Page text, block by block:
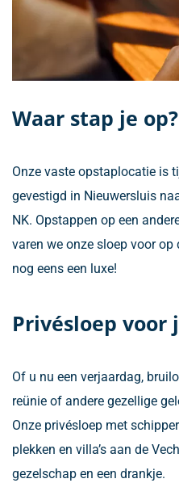
Waar stap je op?
Onze vaste opstaplocatie is
gevestigd in Nieuwersluis
NK. Opstappen op een
varen we onze sloep voor
nog eens een luxe!
Privésloep voor
Of u nu een verjaardag,
reünie of andere gezellige
Onze privésloep met
plekken en villa’s aan de
gezelschap en een drankje.